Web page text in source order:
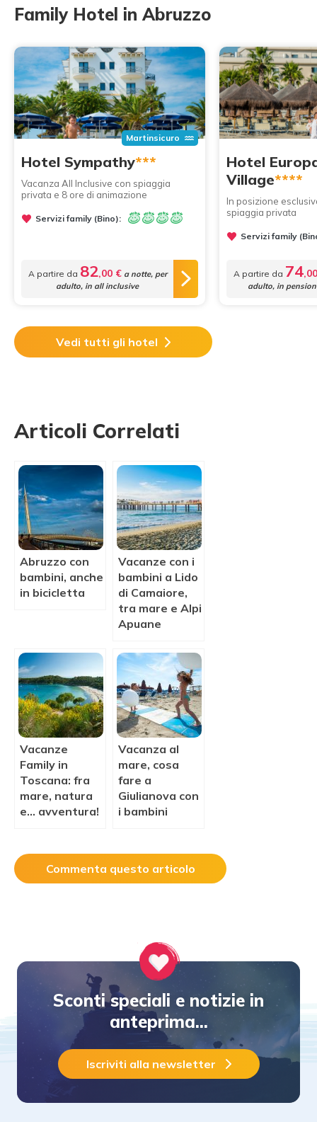
Family Hotel in Abruzzo
Martinsicuro
Hotel Sympathy***
Vacanza All Inclusive con spiaggia
privata e 8 ore di animazione
Servizi family (Bino):
A partire da 82,00 €a notte, per
adulto, in all inclusive
Hotel
Village****
In posizione
spiaggia privata
Servizi family
A partire da 74
adulto, in
Vedi tutti gli hotel
Articoli Correlati
Abruzzo con
bambini, anche
in bicicletta
Vacanze con i
bambini a Lido
di Camaiore,
tra mare e Alpi
Apuane
Vacanze
Family in
Toscana: fra
mare, natura
e… avventura!
Vacanza al
mare, cosa
fare a
Giulianova con
i bambini
Commenta questo articolo
Sconti speciali e notizie in
anteprima...
Iscriviti alla newsletter